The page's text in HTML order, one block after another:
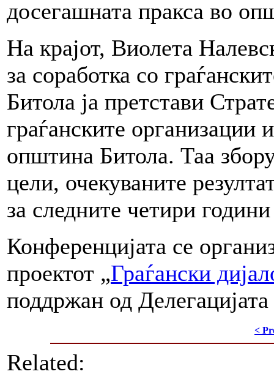
досегашната пракса во
На крајот, Виолета
за соработка со
Битола ја претстави
граѓанските организации
општина Битола. Таа
цели, очекуваните
за следните четири
Конференцијата се
проектот „Граѓански
поддржан од
<
Related: